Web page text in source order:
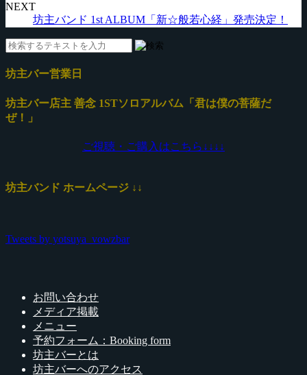
NEXT
坊主バンド 1st ALBUM「新☆般若心経」発売決定！
坊主バー営業日
坊主バー店主 善念 1STソロアルバム「君は僕の菩薩だ
ぜ！」
ご視聴・ご購入はこちら↓ ↓ ↓ ↓
坊主バンド ホームページ ↓↓
Tweets by yotsuya_vowzbar
お問い合わせ
メディア掲載
メニュー
予約フォーム：Booking form
坊主バーとは
坊主バーへのアクセス